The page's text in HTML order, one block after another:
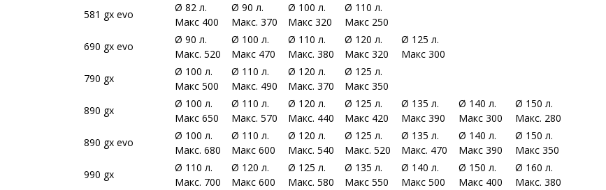
581 gx evo
Ø 82 л.
Макс 400
Ø 90 л.
Макс. 370
Ø 100 л.
Макс 320
Ø 110 л.
Макс 250
690 gx evo
Ø 90 л.
Макс. 520
Ø 100 л.
Макс 470
Ø 110 л.
Макс. 380
Ø 120 л.
Макс 320
Ø 125 л.
Макс 300
790 gx
Ø 100 л.
Макс 500
Ø 110 л.
Макс. 490
Ø 120 л.
Макс. 370
Ø 125 л.
Макс 350
890 gx
Ø 100 л.
Макс 650
Ø 110 л.
Макс. 570
Ø 120 л.
Макс. 440
Ø 125 л.
Макс 420
Ø 135 л.
Макс 390
Ø 140 л.
Макс 300
Ø 150 л.
Макс. 280
890 gx evo
Ø 100 л.
Макс. 680
Ø 110 л.
Макс 600
Ø 120 л.
Макс. 540
Ø 125 л.
Макс. 520
Ø 135 л.
Макс. 470
Ø 140 л.
Макс 390
Ø 150 л.
Макс 350
990 gx
Ø 110 л.
Макс. 700
Ø 120 л.
Макс 600
Ø 125 л.
Макс. 580
Ø 135 л.
Макс 550
Ø 140 л.
Макс 500
Ø 150 л.
Макс 400
Ø 160 л.
Макс. 380